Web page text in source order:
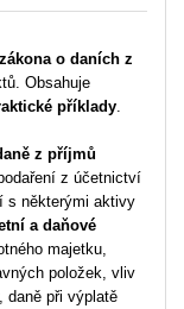
o daních z
Obsahuje
příklady
z příjmů
z účetnictví
s některými aktivy
a daňové
majetku,
položek, vliv
daně při výplatě